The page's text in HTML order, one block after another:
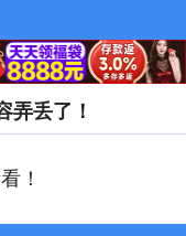
弄丢了！
！